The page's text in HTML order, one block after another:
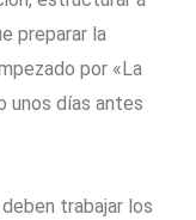
preparar la
por «La
unos días antes
trabajar los